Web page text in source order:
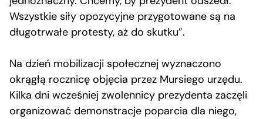
Wszystkie siły opozycyjne przygotowane są na
długotrwałe protesty, aż do skutku”.
Na dzień mobilizacji społecznej wyznaczono
okrągłą rocznicę objęcia przez Mursiego urzędu.
Kilka dni wcześniej zwolennicy prezydenta zaczęli
organizować demonstracje poparcia dla niego,